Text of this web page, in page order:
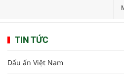
TIN TỨC
Dấu ấn Việt Nam